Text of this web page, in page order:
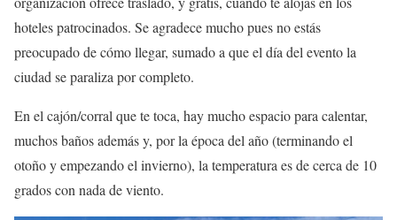
hoteles patrocinados. Se agradece mucho pues no estás
preocupado de cómo llegar, sumado a que el día del evento la
ciudad se paraliza por completo.
En el cajón/corral que te toca, hay mucho espacio para calentar,
muchos baños además y, por la época del año (terminando el
otoño y empezando el invierno), la temperatura es de cerca de 10
grados con nada de viento.